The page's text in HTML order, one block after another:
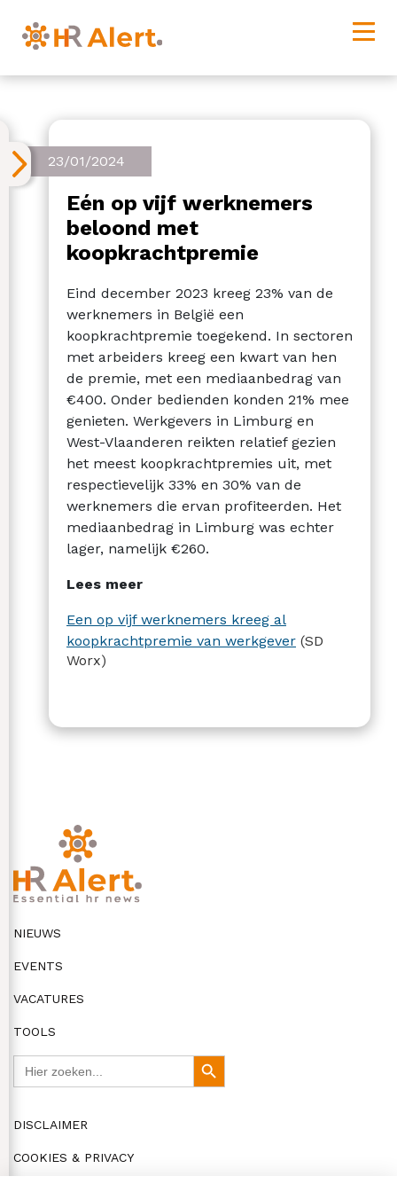
23/01/2024
Eén op vijf werknemers
beloond met
koopkrachtpremie
Eind december 2023 kreeg 23% van de
werknemers in België een
koopkrachtpremie toegekend. In sectoren
met arbeiders kreeg een kwart van hen
de premie, met een mediaanbedrag van
€400. Onder bedienden konden 21% mee
genieten. Werkgevers in Limburg en
West-Vlaanderen reikten relatief gezien
het meest koopkrachtpremies uit, met
respectievelijk 33% en 30% van de
werknemers die ervan profiteerden. Het
mediaanbedrag in Limburg was echter
lager, namelijk €260.
Lees meer
Een op vijf werknemers kreeg al
koopkrachtpremie van werkgever (SD
Worx)
NIEUWS
EVENTS
VACATURES
TOOLS
Zoekknop
DISCLAIMER
COOKIES & PRIVACY